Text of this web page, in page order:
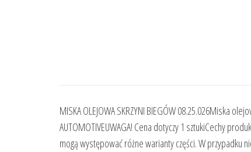
MISKA OLEJOWA SKRZYNI BIEGÓW 08.25.026Miska
AUTOMOTIVEUWAGA! Cena dotyczy 1 sztukiCechy
mogą występować różne warianty części. W przypadku